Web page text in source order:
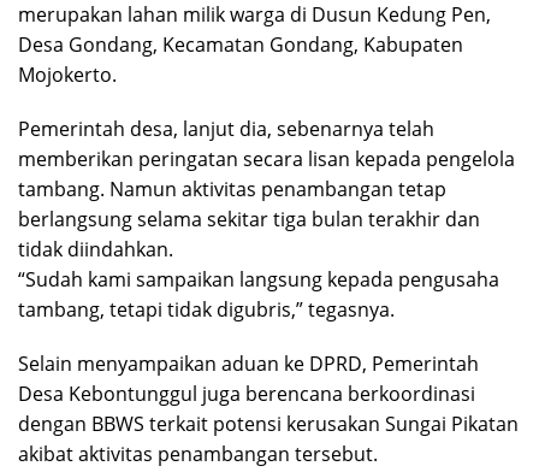
merupakan lahan milik warga di Dusun Kedung Pen,
Desa Gondang, Kecamatan Gondang, Kabupaten
Mojokerto.
Pemerintah desa, lanjut dia, sebenarnya telah
memberikan peringatan secara lisan kepada pengelola
tambang. Namun aktivitas penambangan tetap
berlangsung selama sekitar tiga bulan terakhir dan
tidak diindahkan.
“Sudah kami sampaikan langsung kepada pengusaha
tambang, tetapi tidak digubris,” tegasnya.
Selain menyampaikan aduan ke DPRD, Pemerintah
Desa Kebontunggul juga berencana berkoordinasi
dengan BBWS terkait potensi kerusakan Sungai Pikatan
akibat aktivitas penambangan tersebut.